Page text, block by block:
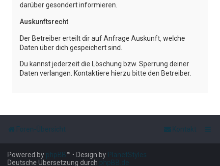
darüber gesondert informieren.
Auskunftsrecht
Der Betreiber erteilt dir auf Anfrage Auskunft, welche
Daten über dich gespeichert sind.
Du kannst jederzeit die Löschung bzw. Sperrung deiner
Daten verlangen. Kontaktiere hierzu bitte den Betreiber.
Foren-Übersicht Kontakt
Powered by phpBB™ • Design by PlanetStyles
Deutsche Übersetzung durch phpBB.de